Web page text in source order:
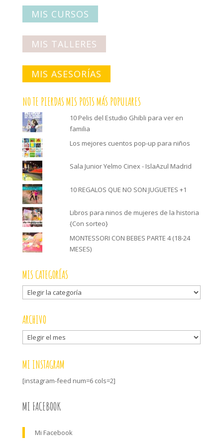
MIS CURSOS
MIS TALLERES
MIS ASESORÍAS
NO TE PIERDAS MIS POSTS MÁS POPULARES
10 Pelis del Estudio Ghibli para ver en
familia
Los mejores cuentos pop-up para niños
Sala Junior Yelmo Cinex - IslaAzul Madrid
10 REGALOS QUE NO SON JUGUETES +1
Libros para ninos de mujeres de la historia
{Con sorteo}
MONTESSORI CON BEBES PARTE 4 (18-24
MESES)
MIS CATEGORÍAS
Mis
categorías
ARCHIVO
Archivo
MI INSTAGRAM
[instagram-feed num=6 cols=2]
MI FACEBOOK
Mi Facebook